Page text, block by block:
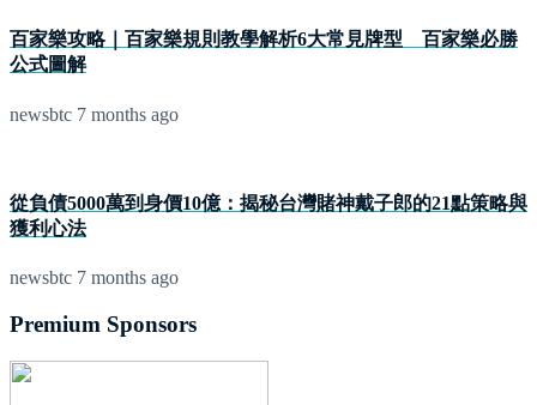
百家樂攻略｜百家樂規則教學解析6大常見牌型 百家樂必勝
公式圖解
newsbtc 7 months ago
從負債5000萬到身價10億：揭秘台灣賭神戴子郎的21點策略與
獲利心法
newsbtc 7 months ago
Premium Sponsors